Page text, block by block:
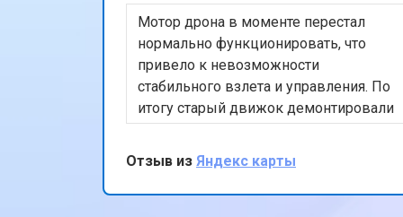
Мотор дрона в моменте перестал
нормально функционировать, что
привело к невозможности
стабильного взлета и управления. По
итогу старый движок демонтировали
и поставили новый. После тестового
полета, подписал бумаги и принял
коптер, сервисом остался доволен
Отзыв из Яндекс карты